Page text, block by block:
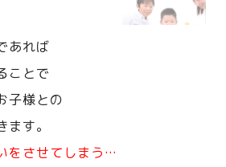
あれば
ことで
子様との
す。
をさせてしまう…